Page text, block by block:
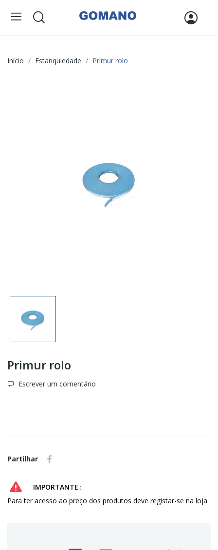
Início Estanquiedade Primur rolo
Primur rolo
Escrever um comentário
Partilhar
IMPORTANTE
Para ter acesso ao preço dos produtos deve registar-se na loja.